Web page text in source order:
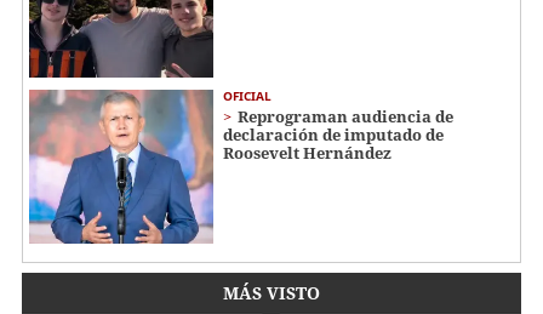
OFICIAL
Reprograman audiencia de
declaración de imputado de
Roosevelt Hernández
MÁS VISTO